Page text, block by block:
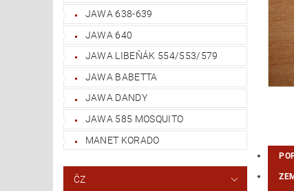
JAWA 638-639
JAWA 640
JAWA LIBEŇÁK 554/553/579
JAWA BABETTA
JAWA DANDY
JAWA 585 MOSQUITO
MANET KORADO
ČZ